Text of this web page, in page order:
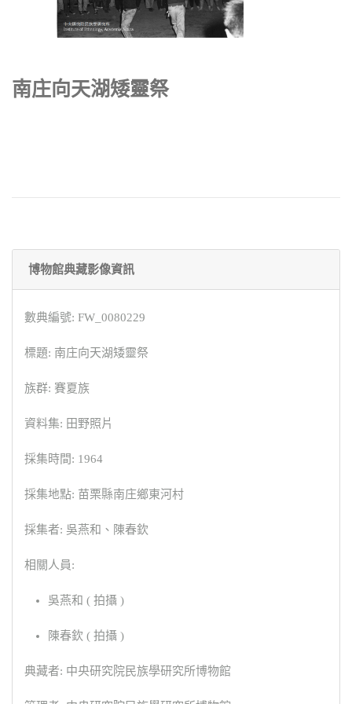
南庄向天湖矮靈祭
博物館典藏影像資訊
數典編號: FW_0080229
標題: 南庄向天湖矮靈祭
族群: 賽夏族
資料集: 田野照片
採集時間: 1964
採集地點: 苗栗縣南庄鄉東河村
採集者: 吳燕和、陳春欽
相關人員:
吳燕和 ( 拍攝 )
陳春欽 ( 拍攝 )
典藏者: 中央研究院民族學研究所博物館